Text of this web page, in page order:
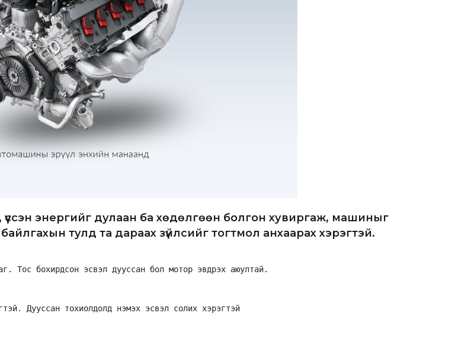
энергийг дулаан ба хөдөлгөөн болгон хувиргаж, машиныг
тулд та дараах зүйлсийг тогтмол анхаарах хэрэгтэй.
Тос бохирдсон эсвэл дууссан бол мотор эвдрэх аюултай.
Дууссан тохиолдолд нэмэх эсвэл солих хэрэгтэй